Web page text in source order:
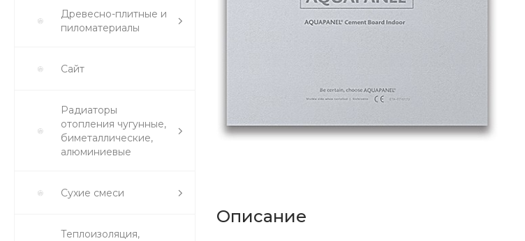
Древесно-плитные и
пиломатериалы
Сайт
Радиаторы
отопления чугунные,
биметаллические,
алюминиевые
Сухие смеси
Теплоизоляция,
Описание